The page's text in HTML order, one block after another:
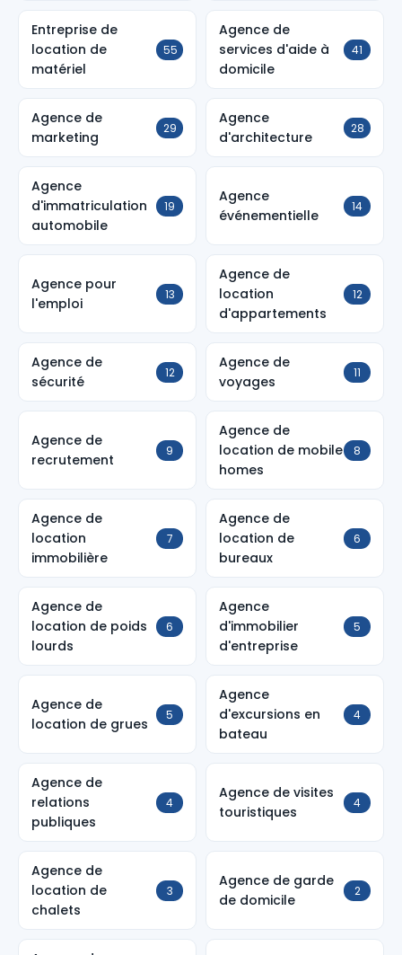
Entreprise de
location de
matériel
55
Agence de
services d'aide à
domicile
41
Agence de
marketing
29
Agence
d'architecture
28
Agence
d'immatriculation
automobile
19
Agence
événementielle
14
Agence pour
l'emploi
13
Agence de
location
d'appartements
12
Agence de
sécurité
12
Agence de
voyages
11
Agence de
recrutement
9
Agence de
location de mobile
homes
8
Agence de
location
immobilière
7
Agence de
location de
bureaux
6
Agence de
location de poids
lourds
6
Agence
d'immobilier
d'entreprise
5
Agence de
location de grues
5
Agence
d'excursions en
bateau
4
Agence de
relations
publiques
4
Agence de visites
touristiques
4
Agence de
location de
chalets
3
Agence de garde
de domicile
2